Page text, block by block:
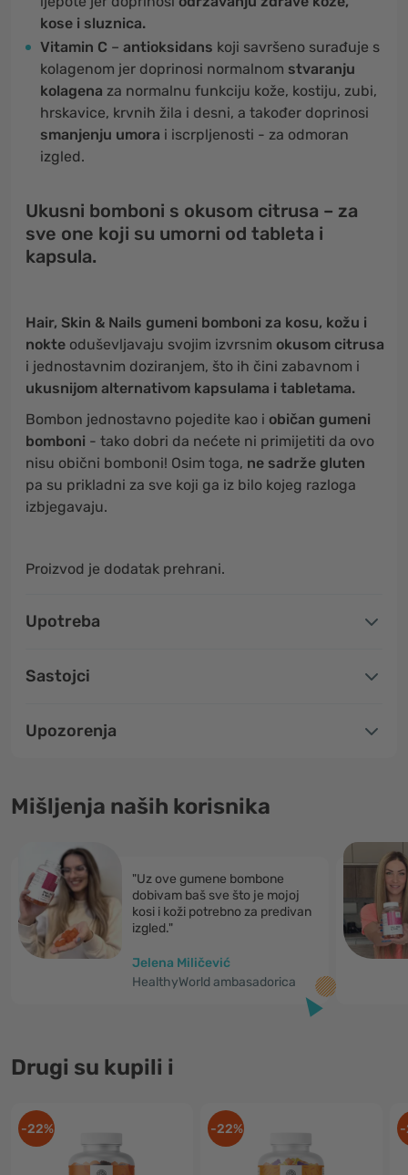
kose i sluznica.
Vitamin C – antioksidans koji savršeno surađuje s
kolagenom jer doprinosi normalnom stvaranju
kolagena za normalnu funkciju kože, kostiju, zubi,
hrskavice, krvnih žila i desni, a također doprinosi
smanjenju umora i iscrpljenosti - za odmoran
izgled.
Ukusni bomboni s okusom citrusa – za
sve one koji su umorni od tableta i
kapsula.
Hair, Skin & Nails gumeni bomboni za kosu, kožu i
nokte oduševljavaju svojim izvrsnim okusom citrusa
i jednostavnim doziranjem, što ih čini zabavnom i
ukusnijom alternativom kapsulama i tabletama.
Bombon jednostavno pojedite kao i običan gumeni
bomboni - tako dobri da nećete ni primijetiti da ovo
nisu obični bomboni! Osim toga, ne sadrže gluten
pa su prikladni za sve koji ga iz bilo kojeg razloga
izbjegavaju.
Proizvod je dodatak prehrani.
Upotreba
Sastojci
Upozorenja
Mišljenja naših korisnika
"Uz ove gumene bombone
dobivam baš sve što je mojoj
kosi i koži potrebno za predivan
izgled."
Jelena Miličević
HealthyWorld ambasadorica
Drugi su kupili i
-22% -22% -